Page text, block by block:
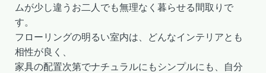
ムが少し違うお二人でも無理なく暮らせる間取りで
す。
フローリングの明るい室内は、どんなインテリアとも
相性が良く、
家具の配置次第でナチュラルにもシンプルにも、自分